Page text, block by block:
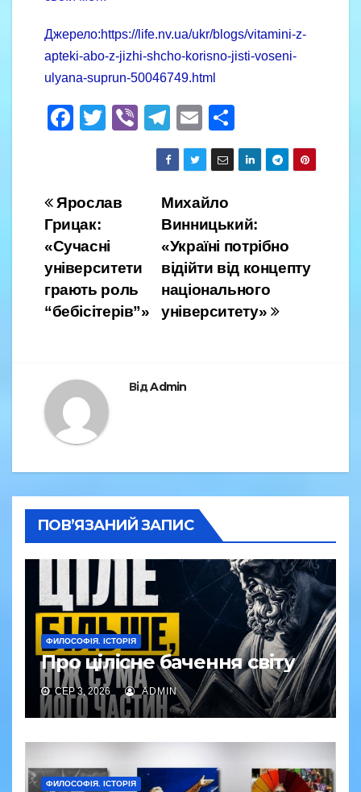
Джерело:https://life.nv.ua/ukr/blogs/vitamini-z-
apteki-abo-z-jizhi-shcho-korisno-jisti-voseni-
ulyana-suprun-50046749.html
F
e
b
o
o
k
T
er
Vi
er
T
el
e
gr
a
m
E
m
ail
h
ar
Навігація
записів
Михайло
Винницький:
«Україні потрібно
відійти від концепту
національного
університету»
Ярослав
Грицак:
«Сучасні
університети
грають роль
“бебісітерів”»
ВідAdmin
ПОВ’ЯЗАНИЙ ЗАПИС
ФИЛОСОФІЯ. ІСТОРІЯ
Про цілісне бачення світу
СЕР 3, 2026 ADMIN
ФИЛОСОФІЯ. ІСТОРІЯ